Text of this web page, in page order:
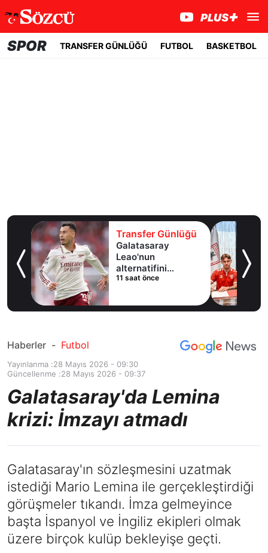
SPOR TRANSFER GÜNLÜĞÜ FUTBOL BASKETBOL
Transfer Günlüğü
Galatasaray
Leao'nun
alternatifini
Arsenal'de buldu
11 saat önce
Haberler - Futbol
Yayınlanma :28 Mayıs 2026 - 09:30
Güncellenme :28 Mayıs 2026 - 09:37
Galatasaray'da Lemina
krizi: İmzayı atmadı
Galatasaray'ın sözleşmesini uzatmak
istediği Mario Lemina ile gerçekleştirdiği
görüşmeler tıkandı. İmza gelmeyince
başta İspanyol ve İngiliz ekipleri olmak
üzere birçok kulüp bekleyişe geçti.